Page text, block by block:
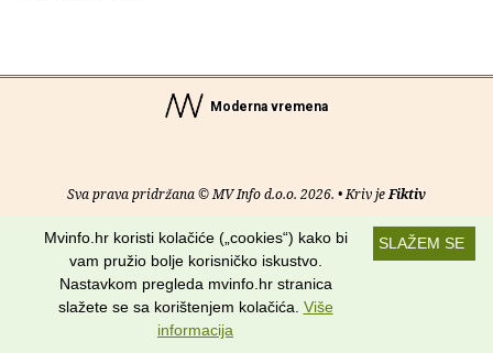
Moderna vremena
Sva prava pridržana © MV Info d.o.o. 2026. • Kriv jeFiktiv
O nama• Pomoć•Uvjeti korištenja•RSS kanali
Potraži nas na:
SLAŽEM SE
Mvinfo.hr koristi kolačiće („cookies“) kako bi
vam pružio bolje korisničko iskustvo.
Nastavkom pregleda mvinfo.hr stranica
slažete se sa korištenjem kolačića. Više
informacija